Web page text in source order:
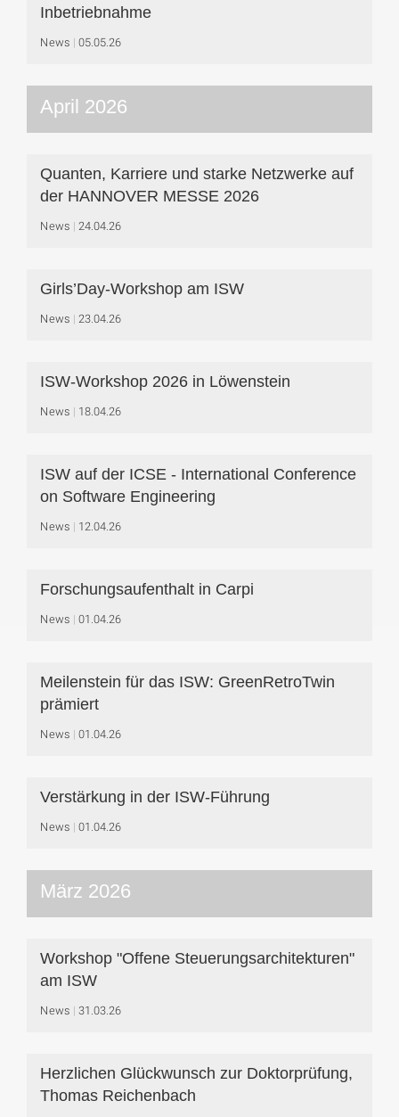
Inbetriebnahme
News 05.05.26
April 2026
Quanten, Karriere und starke Netzwerke auf
der HANNOVER MESSE 2026
News 24.04.26
Girls’Day-Workshop am ISW
News 23.04.26
ISW-Workshop 2026 in Löwenstein
News 18.04.26
ISW auf der ICSE - International Conference
on Software Engineering
News 12.04.26
Forschungsaufenthalt in Carpi
News 01.04.26
Meilenstein für das ISW: GreenRetroTwin
prämiert
News 01.04.26
Verstärkung in der ISW-Führung
News 01.04.26
März 2026
Workshop "Offene Steuerungsarchitekturen"
am ISW
News 31.03.26
Herzlichen Glückwunsch zur Doktorprüfung,
Thomas Reichenbach